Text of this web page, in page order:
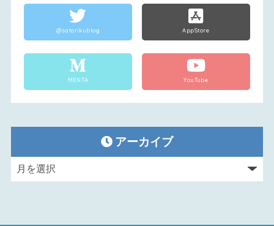
@satorikublog AppStore
MENTA YouTube
アーカイブ